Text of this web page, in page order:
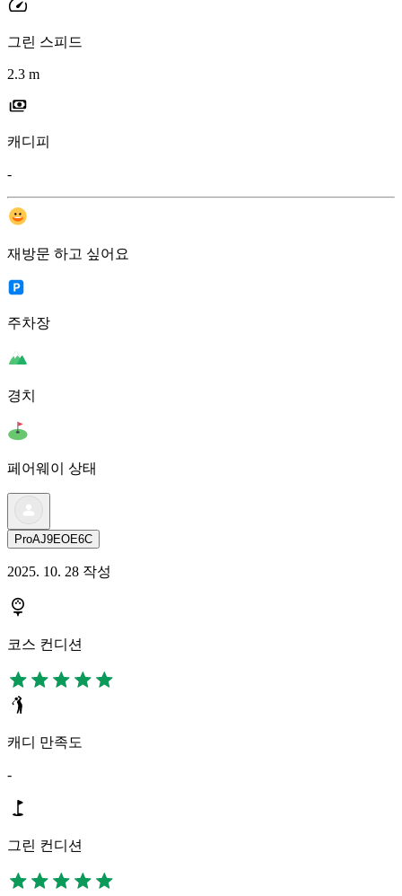
그린 스피드
2.3 m
캐디피
-
재방문 하고 싶어요
주차장
경치
페어웨이 상태
ProAJ9EOE6C
2025. 10. 28 작성
코스 컨디션
캐디 만족도
-
그린 컨디션